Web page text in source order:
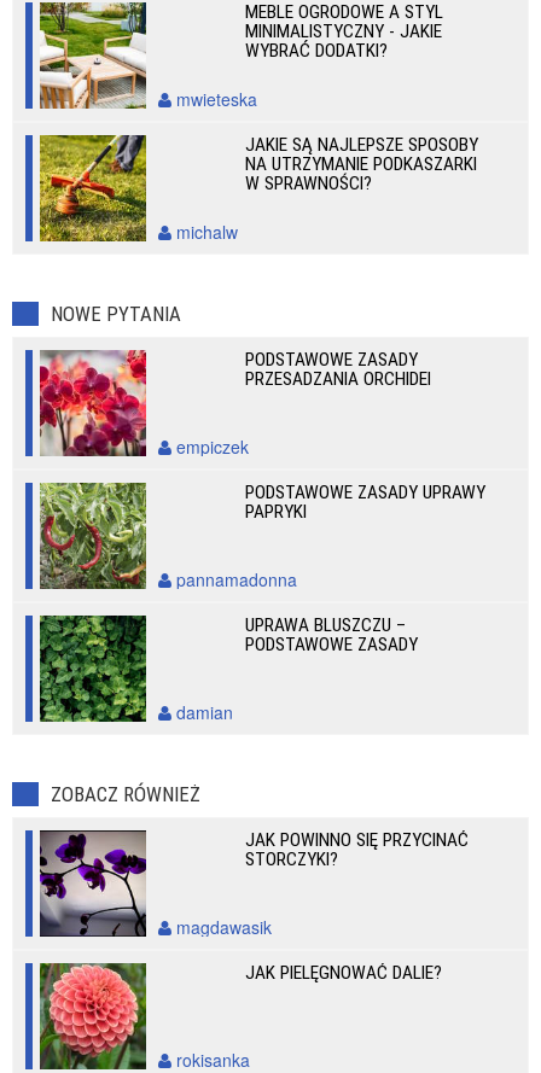
MEBLE OGRODOWE A STYL
MINIMALISTYCZNY - JAKIE
WYBRAĆ DODATKI?
mwieteska
JAKIE SĄ NAJLEPSZE SPOSOBY
NA UTRZYMANIE PODKASZARKI
W SPRAWNOŚCI?
michalw
NOWE PYTANIA
PODSTAWOWE ZASADY
PRZESADZANIA ORCHIDEI
empiczek
PODSTAWOWE ZASADY UPRAWY
PAPRYKI
pannamadonna
UPRAWA BLUSZCZU –
PODSTAWOWE ZASADY
damian
ZOBACZ RÓWNIEŻ
JAK POWINNO SIĘ PRZYCINAĆ
STORCZYKI?
magdawasik
JAK PIELĘGNOWAĆ DALIE?
rokisanka